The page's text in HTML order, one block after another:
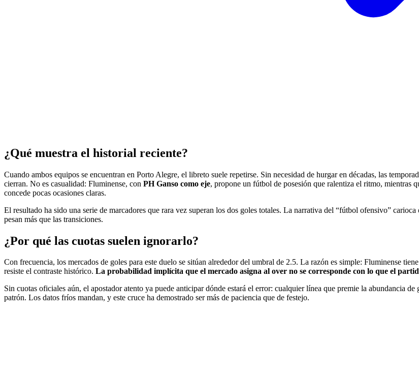
¿Qué muestra el historial reciente?
Cuando ambos equipos se encuentran en Porto Alegre, el libreto suele repetirse. Sin necesidad de hurgar en décadas, las
cierran. No es casualidad: Fluminense, con PH Ganso como eje, propone un fútbol de posesión que ralentiza el ritmo, mientras
concede pocas ocasiones claras.
El resultado ha sido una serie de marcadores que rara vez superan los dos goles totales. La narrativa del “fútbol ofensivo”
pesan más que las transiciones.
¿Por qué las cuotas suelen ignorarlo?
Con frecuencia, los mercados de goles para este duelo se sitúan alrededor del umbral de 2.5. La razón es simple: Fluminense
resiste el contraste histórico. La probabilidad implícita que el mercado asigna al over no se corresponde con lo que el
Sin cuotas oficiales aún, el apostador atento ya puede anticipar dónde estará el error: cualquier línea que premie la abundancia
patrón. Los datos fríos mandan, y este cruce ha demostrado ser más de paciencia que de festejo.